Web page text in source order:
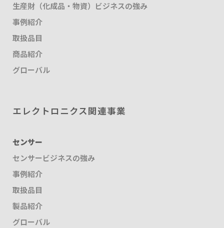
生産財（化成品・物資）ビジネスの強み
事例紹介
取扱品目
商品紹介
グローバル
エレクトロニクス関連事業
センサー
センサービジネスの強み
事例紹介
取扱品目
製品紹介
グローバル